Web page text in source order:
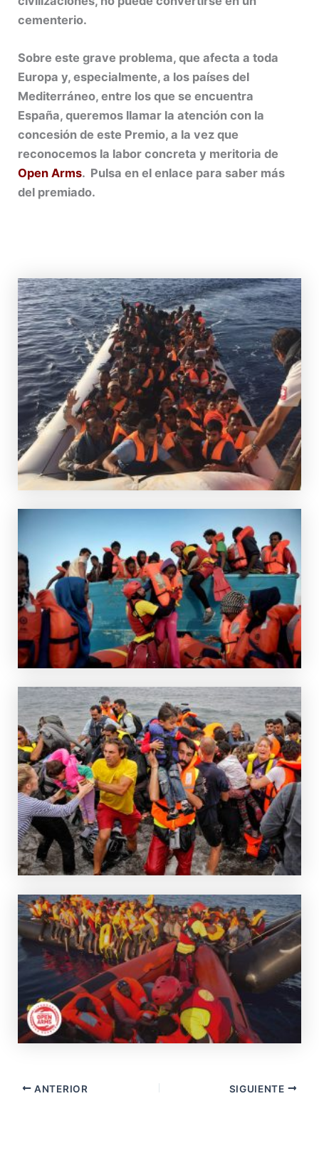
cementerio.
Sobre este grave problema, que afecta a toda
Europa y, especialmente, a los países del
Mediterráneo, entre los que se encuentra
España, queremos llamar la atención con la
concesión de este Premio, a la vez que
reconocemos la labor concreta y meritoria de
Open Arms. Pulsa en el enlace para saber más
del premiado.
ANTERIOR SIGUIENTE